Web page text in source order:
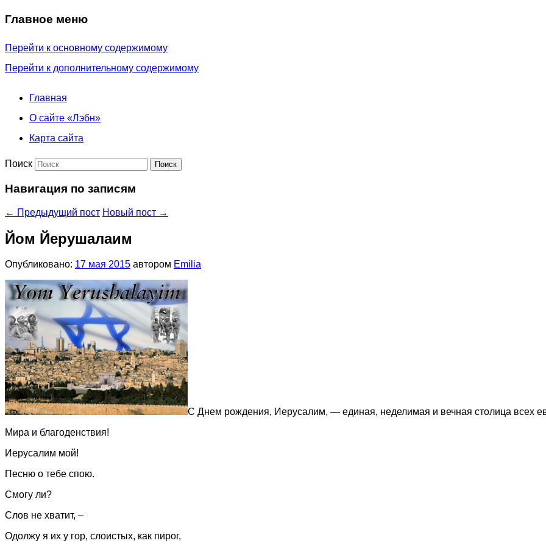
Главное меню
Перейти к основному содержимому
Перейти к дополнительному содержимому
Главная
О сайте «Лэбн»
Карта сайта
Поиск
Навигация по записям
← Предыдущий пост Новый пост →
Йом Йерушалаим
Опубликовано: 17 мая 2015 автором Emilia
С Днем рождения, Иерусалим, — единая, неделимая и вечная столица всех
Мира и благоденствия!
Иерусалим мой!
Песню о тебе спою.
Смогу ли?
Слов не хватит, –
Одолжу я их у гор, слоистых, как пирог,